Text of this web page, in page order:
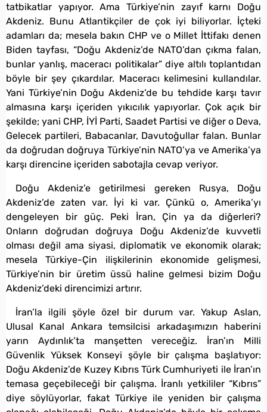
tatbikatlar yapıyor. Ama Türkiye’nin zayıf karnı Doğu
Akdeniz. Bunu Atlantikçiler de çok iyi biliyorlar. İçteki
adamları da; mesela bakın CHP ve o Millet İttifakı denen
Biden tayfası, “Doğu Akdeniz’de NATO’dan çıkma falan,
bunlar yanlış, maceracı politikalar” diye altılı toplantıdan
böyle bir şey çıkardılar. Maceracı kelimesini kullandılar.
Yani Türkiye’nin Doğu Akdeniz’de bu tehdide karşı tavır
almasına karşı içeriden yıkıcılık yapıyorlar. Çok açık bir
şekilde; yani CHP, İYİ Parti, Saadet Partisi ve diğer o Deva,
Gelecek partileri, Babacanlar, Davutoğullar falan. Bunlar
da doğrudan doğruya Türkiye’nin NATO’ya ve Amerika’ya
karşı direncine içeriden sabotajla cevap veriyor.
Doğu Akdeniz’e getirilmesi gereken Rusya, Doğu
Akdeniz’de zaten var. İyi ki var. Çünkü o, Amerika’yı
dengeleyen bir güç. Peki İran, Çin ya da diğerleri?
Onların doğrudan doğruya Doğu Akdeniz’de kuvvetli
olması değil ama siyasi, diplomatik ve ekonomik olarak;
mesela Türkiye-Çin ilişkilerinin ekonomide gelişmesi,
Türkiye’nin bir üretim üssü haline gelmesi bizim Doğu
Akdeniz’deki direncimizi artırır.
İran’la ilgili şöyle özel bir durum var. Yakup Aslan,
Ulusal Kanal Ankara temsilcisi arkadaşımızın haberini
yarın Aydınlık’ta manşetten vereceğiz. İran’ın Milli
Güvenlik Yüksek Konseyi şöyle bir çalışma başlatıyor:
Doğu Akdeniz’de Kuzey Kıbrıs Türk Cumhuriyeti ile İran’ın
temasa geçebileceği bir çalışma. İranlı yetkililer “Kıbrıs”
diye söylüyorlar, fakat Türkiye ile yeniden bir çalışma